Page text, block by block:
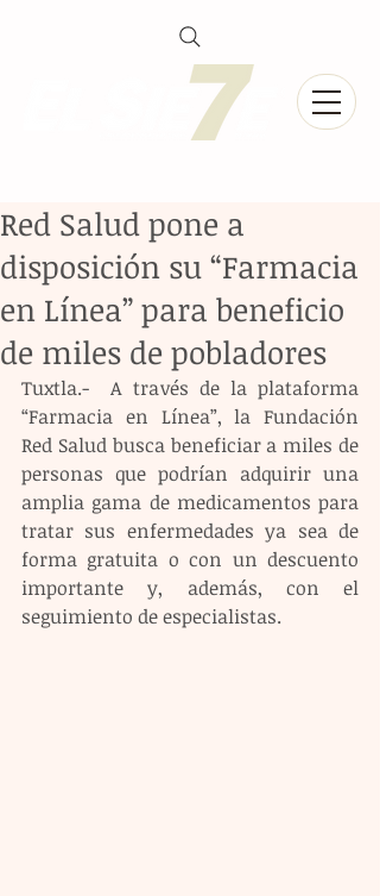
Red Salud pone a
disposición su “Farmacia
en Línea” para beneficio
de miles de pobladores
Tuxtla.-  A través de la plataforma
“Farmacia en Línea”, la Fundación
Red Salud busca beneficiar a miles de
personas que podrían adquirir una
amplia gama de medicamentos para
tratar sus enfermedades ya sea de
forma gratuita o con un descuento
importante y, además, con el
seguimiento de especialistas.